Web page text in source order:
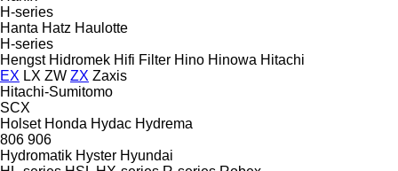
H-series
Hanta Hatz Haulotte
H-series
Hengst Hidromek Hifi Filter Hino Hinowa Hitachi
EX LX ZW ZX Zaxis
Hitachi-Sumitomo
SCX
Holset Honda Hydac Hydrema
806 906
Hydromatik Hyster Hyundai